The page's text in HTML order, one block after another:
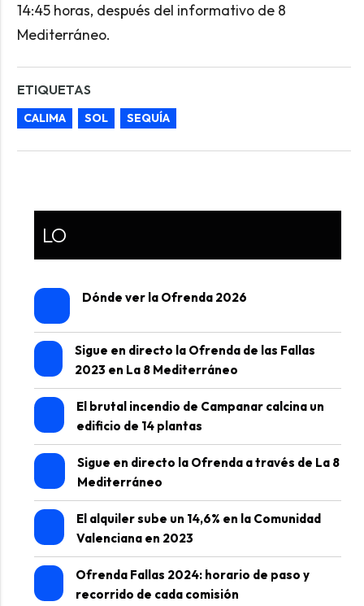
14:45 horas, después del informativo de 8
Mediterráneo.
ETIQUETAS
CALIMA SOL SEQUÍA
LO
Dónde ver la Ofrenda 2026
Sigue en directo la Ofrenda de las Fallas
2023 en La 8 Mediterráneo
El brutal incendio de Campanar calcina un
edificio de 14 plantas
Sigue en directo la Ofrenda a través de La 8
Mediterráneo
El alquiler sube un 14,6% en la Comunidad
Valenciana en 2023
Ofrenda Fallas 2024: horario de paso y
recorrido de cada comisión